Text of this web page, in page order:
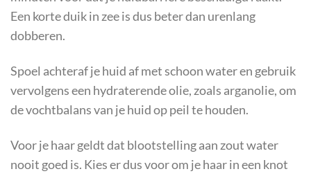
Een korte duik in zee is dus beter dan urenlang
dobberen.
Spoel achteraf je huid af met schoon water en gebruik
vervolgens een hydraterende olie, zoals arganolie, om
de vochtbalans van je huid op peil te houden.
Voor je haar geldt dat blootstelling aan zout water
nooit goed is. Kies er dus voor om je haar in een knot